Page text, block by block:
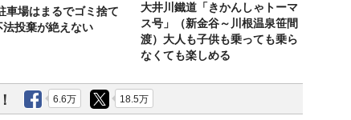
車場はまるでゴミ捨て
法投棄が絶えない
大井川鐵道「きかんしゃトーマ
ス号」（新金谷～川根温泉笹間
渡）大人も子供も乗っても乗ら
なくても楽しめる
6.6万 18.5万